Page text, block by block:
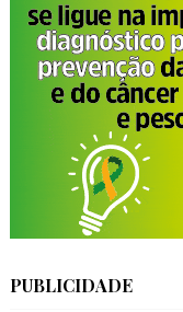
PUBLICIDADE